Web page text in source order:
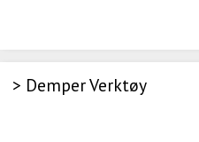
> Demper Verktøy